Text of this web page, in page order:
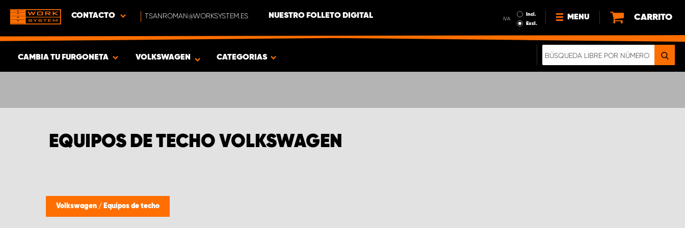
CONTACTO TSANROMAN@WORKSYSTEM.ES NUESTRO FOLLETO DIGITAL IVA
Incl.
Excl.
MENU
NOTICIAS
CARRITO
CAMBIA TU FURGONETA
PRODUCTOS
VOLKSWAGEN CATEGORIAS
EQUIPOS DE TECHO VOLKSWAGEN
Volkswagen / Equipos de techo